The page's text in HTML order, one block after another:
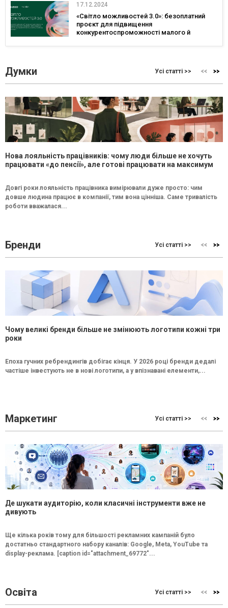
17.12.2024
«Світло можливостей 3.0»: безоплатний
проєкт для підвищення
конкурентоспроможності малого й
Думки Усі статті >>
Нова лояльність працівників: чому люди більше не хочуть
працювати «до пенсії», але готові працювати на максимум
Довгі роки лояльність працівника вимірювали дуже просто: чим
довше людина працює в компанії, тим вона цінніша. Саме тривалість
роботи вважалася...
Бренди Усі статті >>
Чому великі бренди більше не змінюють логотипи кожні три
роки
Епоха гучних ребрендингів добігає кінця. У 2026 році бренди дедалі
частіше інвестують не в нові логотипи, а у впізнавані елементи,...
Маркетинг Усі статті >>
Де шукати аудиторію, коли класичні інструменти вже не
дивують
Ще кілька років тому для більшості рекламних кампаній було
достатньо стандартного набору каналів: Google, Meta, YouTube та
display-реклама. [caption id="attachment_69772"...
Освіта Усі статті >>